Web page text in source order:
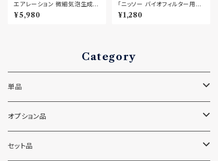
エアレーション 微細気泡生成ポ
ンプ 「シュワッチ」送料無料
¥5,980
「ニッソー バイオフィルター用」
底面フィルター接続ブラケット
（シュワッチ専用オプション）
¥1,280
Category
単品
微細起泡性性ポンプ「シュワッチ」本体
オプション品
底面フィルター接続ブラケット
セット品